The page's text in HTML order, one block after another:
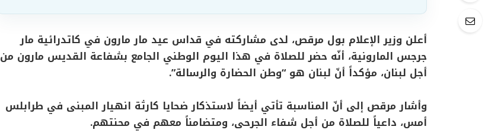
أعلن وزير الإعلام بول مرقص، لدى مشاركته في قداس عيد مار مارون في كاتدرائية مار
جرجس المارونية، أنّه حضر للصلاة في هذا اليوم الوطني الجامع بشفاعة القديس مارون من
أجل لبنان، مؤكداً أنّ لبنان هو “وطن الحضارة والرسالة”.
وأشار مرقص إلى أنّ المناسبة تأتي أيضاً لاستذكار ضحايا كارثة انهيار المبنى في طرابلس
أمس، داعياً للصلاة من أجل شفاء الجرحى، ومتضامناً معهم في محنتهم.